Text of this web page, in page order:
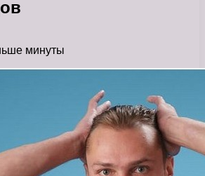
минуты